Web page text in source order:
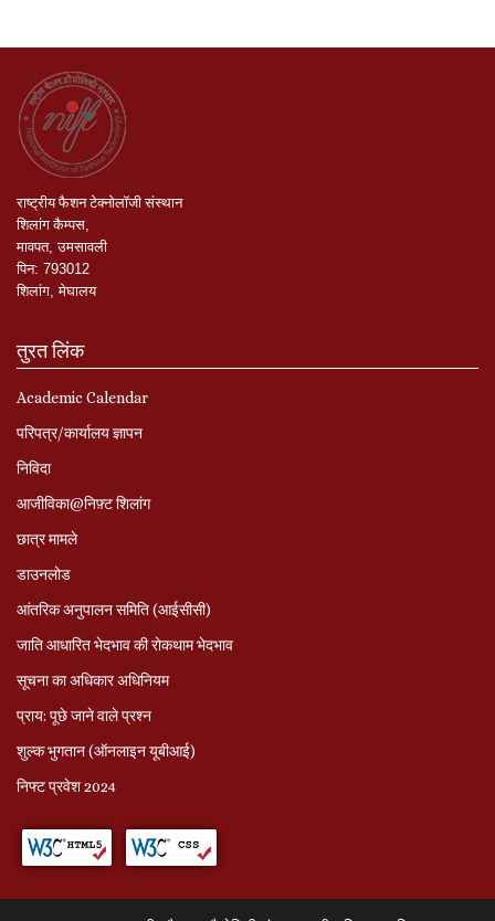
राष्ट्रीय फैशन टेक्नोलॉजी संस्थान
शिलांग कैम्पस,
मावपत,उमसावली
पिन: 793012
शिलांग,मेघालय
तुरत लिंक
Academic Calendar
परिपत्र/कार्यालय ज्ञापन
निविदा
आजीविका@निफ़्ट शिलांग
छात्र मामले
डाउनलोड
आंतरिक अनुपालन समिति (आईसीसी)
जाति आधारित भेदभाव की रोकथाम भेदभाव
सूचना का अधिकार अधिनियम
प्राय: पूछे जाने वाले प्रश्‍न
शुल्क भुगतान (ऑनलाइन यूबीआई)
निफ्ट प्रवेश 2024